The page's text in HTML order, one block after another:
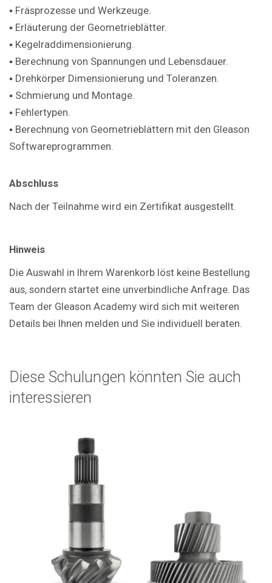
▪ Fräsprozesse und Werkzeuge.
▪ Erläuterung der Geometrieblätter.
▪ Kegelraddimensionierung.
▪ Berechnung von Spannungen und Lebensdauer.
▪ Drehkörper Dimensionierung und Toleranzen.
▪ Schmierung und Montage.
▪ Fehlertypen.
▪ Berechnung von Geometrieblättern mit den Gleason
Softwareprogrammen.
Abschluss
Nach der Teilnahme wird ein Zertifikat ausgestellt.
Hinweis
Die Auswahl in Ihrem Warenkorb löst keine Bestellung
aus, sondern startet eine unverbindliche Anfrage. Das
Team der Gleason Academy wird sich mit weiteren
Details bei Ihnen melden und Sie individuell beraten.
Diese Schulungen könnten Sie auch
interessieren